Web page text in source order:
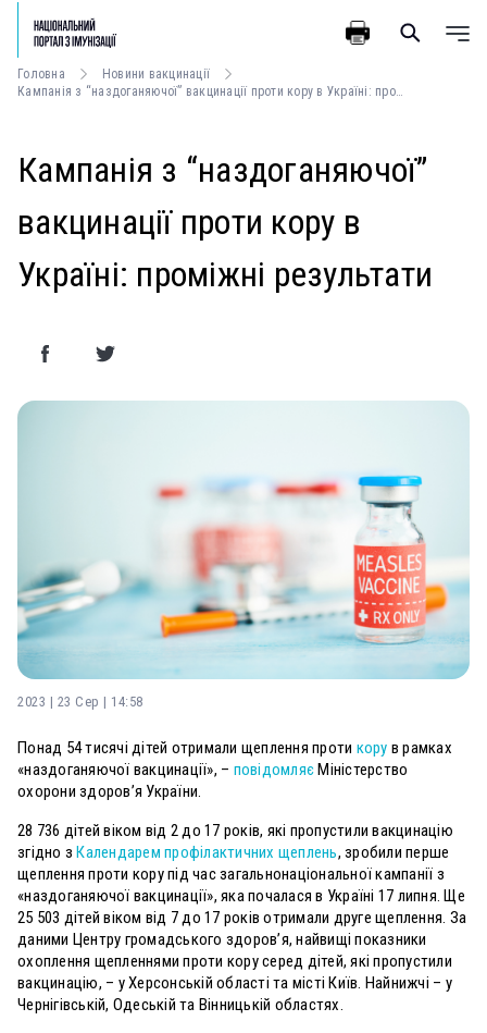
Головна
Новини вакцинації
Кампанія з “наздоганяючої” вакцинації проти кору в Україні: проміжні результати
Кампанія з “наздоганяючої”
вакцинації проти кору в
Україні: проміжні результати
2023 | 23 Сер | 14:58
Понад 54 тисячі дітей отримали щеплення проти кору в рамках
«наздоганяючої вакцинації», – повідомляє Міністерство
охорони здоров’я України.
28 736 дітей віком від 2 до 17 років, які пропустили вакцинацію
згідно з Календарем профілактичних щеплень, зробили перше
щеплення проти кору під час загальнонаціональної кампанії з
«наздоганяючої вакцинації», яка почалася в Україні 17 липня. Ще
25 503 дітей віком від 7 до 17 років отримали друге щеплення. За
даними Центру громадського здоров’я, найвищі показники
охоплення щепленнями проти кору серед дітей, які пропустили
вакцинацію, – у Херсонській області та місті Київ. Найнижчі – у
Чернігівській, Одеській та Вінницькій областях.